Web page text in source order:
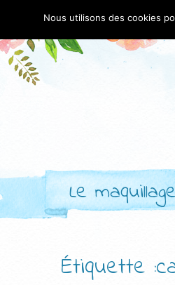
Le
Étiquette
Nous utilisons des cookies